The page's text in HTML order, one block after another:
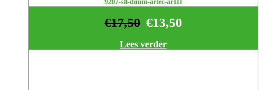
€13,50
€17,50
Lees verder